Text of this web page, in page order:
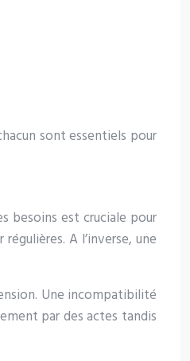
sont essentiels pour
besoins est cruciale pour
A l’inverse, une
Une incompatibilité
par des actes tandis